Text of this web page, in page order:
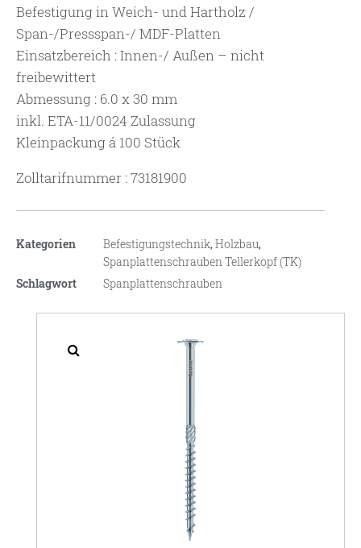
Befestigung in Weich- und Hartholz /
Span-/Pressspan-/ MDF-Platten
Einsatzbereich : Innen-/ Außen – nicht
freibewittert
Abmessung : 6.0 x 30 mm
inkl. ETA-11/0024 Zulassung
Kleinpackung á 100 Stück
Zolltarifnummer : 73181900
Kategorien Befestigungstechnik,Holzbau,
Spanplattenschrauben Tellerkopf (TK)
Schlagwort
Spanplattenschrauben